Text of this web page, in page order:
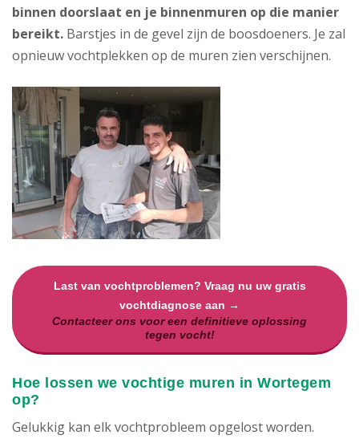
binnen doorslaat en je binnenmuren op die manier
bereikt. Barstjes in de gevel zijn de boosdoeners. Je zal
opnieuw vochtplekken op de muren zien verschijnen.
Last van vochtproblemen? Vraag nu uw gratis
vochtdiagnose aan →
Contacteer ons voor een definitieve oplossing
tegen vocht!
Hoe lossen we vochtige muren in Wortegem
op?
Gelukkig kan elk vochtprobleem opgelost worden.